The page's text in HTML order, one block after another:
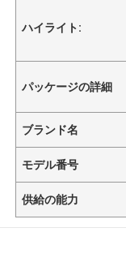
ハイライト:
パッケージの詳細
ブランド名
モデル番号
供給の能力